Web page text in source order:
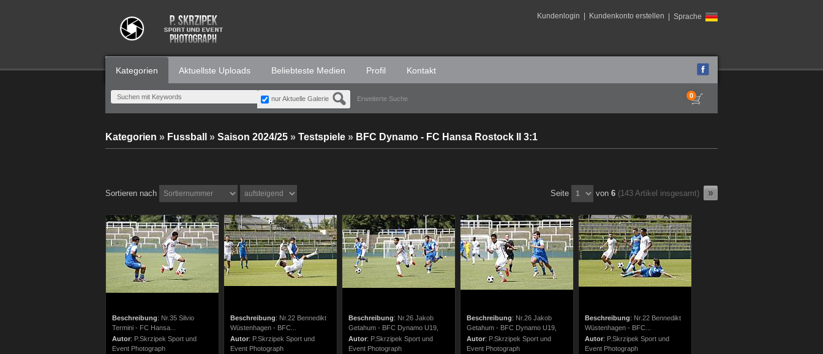
| Sprache
Kundenlogin Kundenkonto erstellen
Kategorien Aktuellste Uploads Beliebteste Medien Profil Kontakt
nur Aktuelle Galerie Erweiterte Suche 0
Kategorien » Fussball » Saison 2024/25 » Testspiele » BFC Dynamo - FC Hansa Rostock II 3:1
Sortieren nach Seite von 6 (143 Artikel insgesamt)
Beschreibung: Nr.35 Silvio
Termini - FC Hansa...
Autor: P.Skrzipek Sport und
Event Photograph
Beschreibung: Nr.22 Bennedikt
Wüstenhagen - BFC...
Autor: P.Skrzipek Sport und
Event Photograph
Beschreibung: Nr.26 Jakob
Getahum - BFC Dynamo U19,
Autor: P.Skrzipek Sport und
Event Photograph
Beschreibung: Nr.26 Jakob
Getahum - BFC Dynamo U19,
Autor: P.Skrzipek Sport und
Event Photograph
Beschreibung: Nr.22 Bennedikt
Wüstenhagen - BFC...
Autor: P.Skrzipek Sport und
Event Photograph